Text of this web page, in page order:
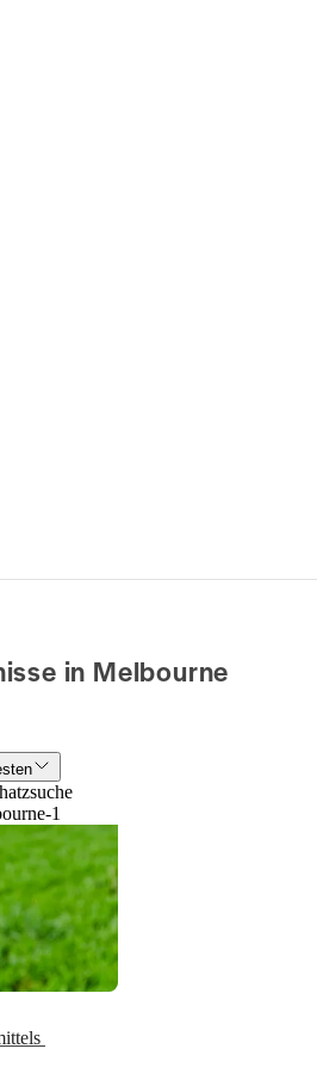
in Melbourne
1